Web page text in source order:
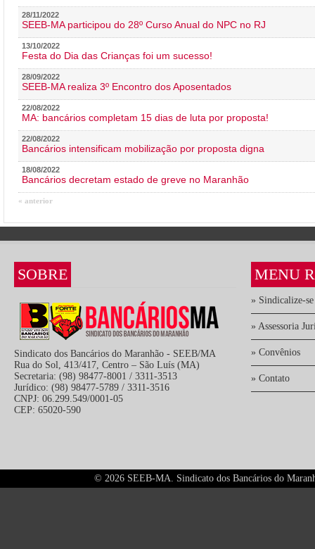
28/11/2022
SEEB-MA participou do 28º Curso Anual do NPC no RJ
13/10/2022
Festa do Dia das Crianças foi um sucesso!
28/09/2022
SEEB-MA realiza 3º Encontro dos Aposentados
22/08/2022
MA: bancários completam 15 dias de luta por proposta!
22/08/2022
Bancários intensificam mobilização por proposta digna
18/08/2022
Bancários decretam estado de greve no Maranhão
« anterior
SOBRE
Sindicato dos Bancários do Maranhão - SEEB/MA
Rua do Sol, 413/417, Centro – São Luís (MA)
Secretaria: (98) 98477-8001 / 3311-3513
Jurídico: (98) 98477-5789 / 3311-3516
CNPJ: 06.299.549/0001-05
CEP: 65020-590
MENU
» Sindicalize-se
» Assessoria
» Convênios
» Contato
© 2026 SEEB-MA. Sindicato dos Bancários do